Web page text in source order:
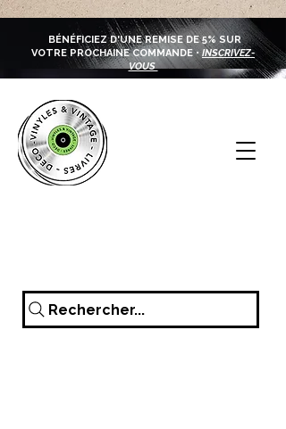
BÉNÉFICIEZ D'UNE REMISE DE 5% SUR
VOTRE PROCHAINE COMMANDE • INSCRIVEZ-
VOUS
Rechercher...